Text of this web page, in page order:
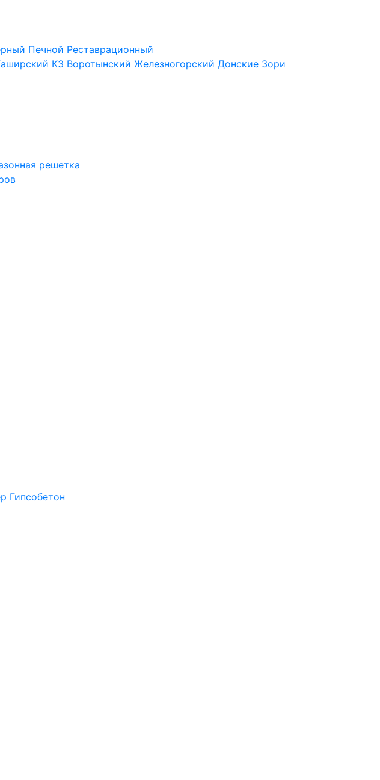
Печной Реставрационный
КЗ Воротынский Железногорский Донские Зори
решетка
Гипсобетон